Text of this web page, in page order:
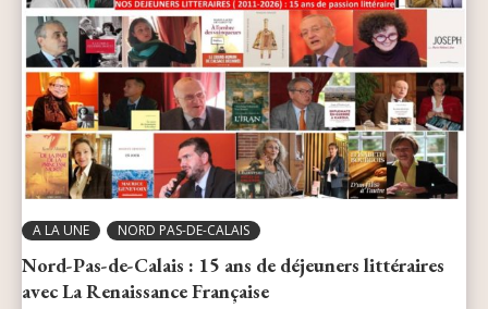
A LA UNE NORD PAS-DE-CALAIS
Nord-Pas-de-Calais : 15 ans de déjeuners littéraires
avec La Renaissance Française